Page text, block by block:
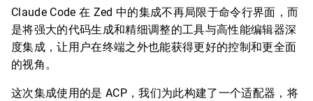
Claude Code 在 Zed 中的集成不再局限于命令行界面，而
是将强大的代码生成和精细调整的工具与高性能编辑器深
度集成，让用户在终端之外也能获得更好的控制和更全面
的视角。
这次集成使用的是 ACP，我们为此构建了一个适配器，将